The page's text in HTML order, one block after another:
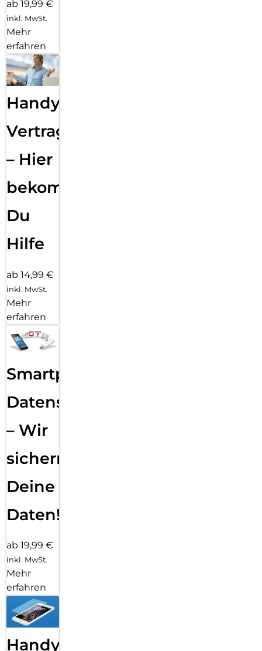
ab 19,99 €
inkl. MwSt.
Mehr
erfahren
Handy
Vertragsabwicklung
– Hier
bekommst
Du
Hilfe
ab 14,99 €
inkl. MwSt.
Mehr
erfahren
Smartphone
Datensicherung
– Wir
sichern
Deine
Daten!
ab 19,99 €
inkl. MwSt.
Mehr
erfahren
Handy